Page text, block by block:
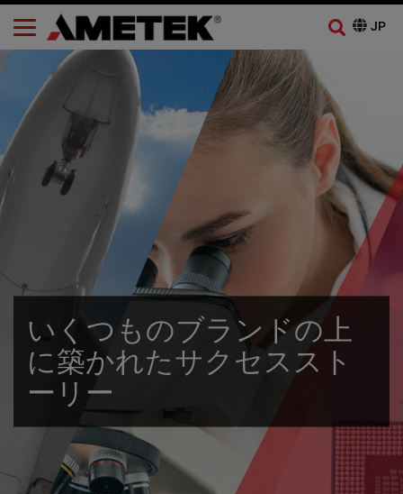
いくつものブランドの上
に築かれたサクセススト
ーリー